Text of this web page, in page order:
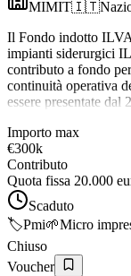
MIMIT🇮🇹
Il Fondo indotto
impianti siderurgici
contributo a fondo
continuità operativa
essere presentate dal
Importo max
€300k
Contributo
Quota fissa 20.000
Scaduto
🏷️Pmi🌱Micro
Chiuso
Voucher